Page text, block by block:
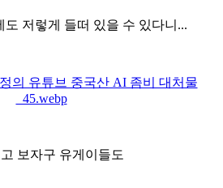
도 저렇게 들떠 있을 수 있다니...
보자구 유게이들도